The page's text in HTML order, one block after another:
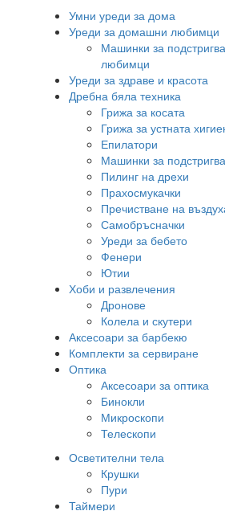
Умни уреди за дома
Уреди за домашни любимци
Машинки за
любимци
Уреди за здраве и красота
Дребна бяла техника
Грижа за косата
Грижа за устната
Епилатори
Машинки за
Пилинг на дрехи
Прахосмукачки
Пречистване на
Самобръсначки
Уреди за бебето
Фенери
Ютии
Хоби и развлечения
Дронове
Колела и скутери
Аксесоари за барбекю
Комплекти за сервиране
Оптика
Аксесоари за оптика
Бинокли
Микроскопи
Телескопи
Осветителни тела
Крушки
Пури
Таймери